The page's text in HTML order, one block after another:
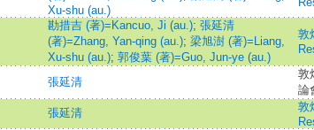
Xu-shu (au.)
勘措吉 (著)=Kancuo, Ji (au.); 張延清
(著)=Zhang, Yan-qing (au.); 梁旭澍 (著)=Liang,
Xu-shu (au.); 郭俊葉 (著)=Guo, Jun-ye (au.)
敦
張延清
敦
論
張延清
敦